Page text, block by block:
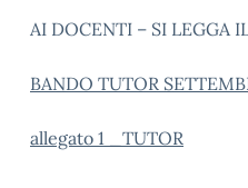
AI DOCENTI – SI LEGGA
BANDO TUTOR
allegato 1 _TUTOR